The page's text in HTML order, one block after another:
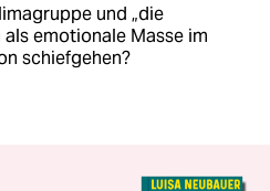
und „die
emotionale Masse im
schiefgehen?